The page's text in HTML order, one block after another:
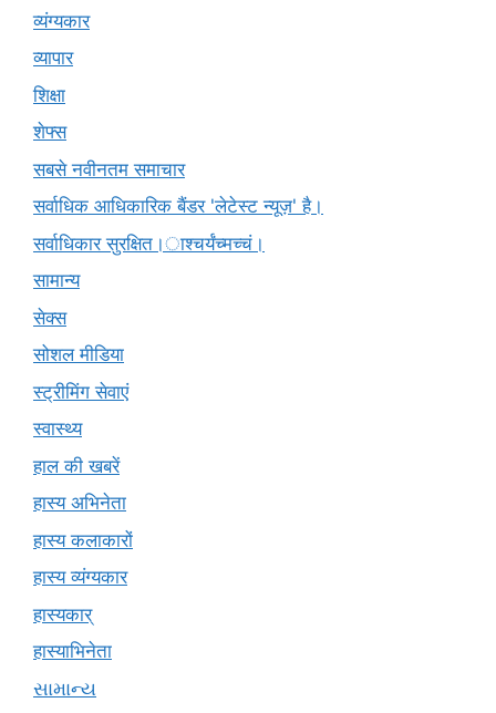
व्यंग्यकार
व्यापार
शिक्षा
शेफ्स
सबसे नवीनतम समाचार
सर्वाधिक आधिकारिक बैंडर 'लेटेस्ट न्यूज़' है।
सर्वाधिकार सुरक्षित।ाश्चर्यंच्मच्चं।
सामान्य
सेक्स
सोशल मीडिया
स्ट्रीमिंग सेवाएं
स्वास्थ्य
हाल की खबरें
हास्य अभिनेता
हास्य कलाकारों
हास्य व्यंग्यकार
हास्यकार्
हास्याभिनेता
સામાન્ય